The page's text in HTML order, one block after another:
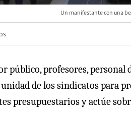
Un manifestante con una
público, profesores,
de los sindicatos para
presupuestarios y actúe